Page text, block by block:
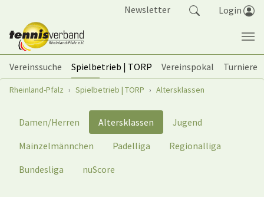
Newsletter Login
Vereinssuche Spielbetrieb | TORP Vereinspokal
Turniere
Sie sind hier:
Rheinland-Pfalz Spielbetrieb | TORP Altersklassen
Damen/Herren Altersklassen
Jugend
Mainzelmännchen
Padelliga
Regionalliga
Bundesliga
nuScore